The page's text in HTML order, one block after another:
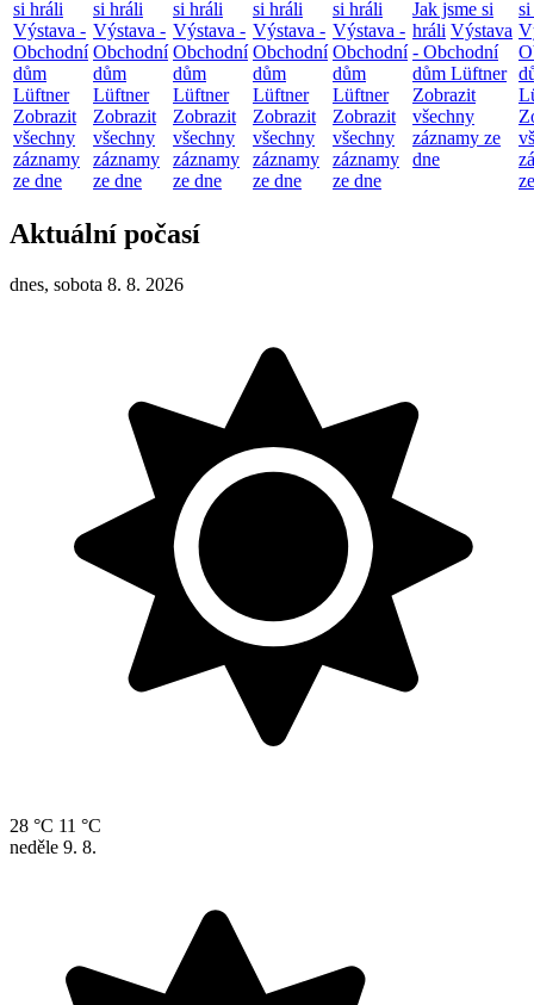
si hráli
Výstava -
Obchodní
dům
Lüftner
Zobrazit
všechny
záznamy
ze dne
si hráli
Výstava -
Obchodní
dům
Lüftner
Zobrazit
všechny
záznamy
ze dne
si hráli
Výstava -
Obchodní
dům
Lüftner
Zobrazit
všechny
záznamy
ze dne
si hráli
Výstava -
Obchodní
dům
Lüftner
Zobrazit
všechny
záznamy
ze dne
si hráli
Výstava -
Obchodní
dům
Lüftner
Zobrazit
všechny
záznamy
ze dne
Jak jsme si
hráli Výstava
- Obchodní
dům Lüftner
Zobrazit
všechny
záznamy ze
dne
Aktuální počasí
dnes, sobota 8. 8. 2026
28 °C 11 °C
neděle 9. 8.